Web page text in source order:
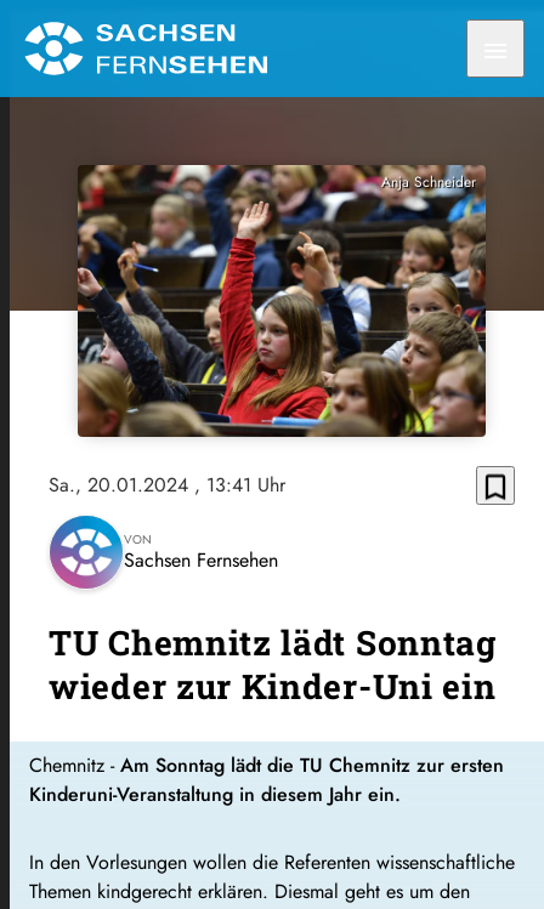
Anja Schneider
Sa., 20.01.2024 , 13:41 Uhr bookmark_border
VON
Sachsen Fernsehen
TU Chemnitz lädt Sonntag
wieder zur Kinder-Uni ein
Chemnitz -Am Sonntag lädt die TU Chemnitz zur ersten
Kinderuni-Veranstaltung in diesem Jahr ein.
In den Vorlesungen wollen die Referenten wissenschaftliche
Themen kindgerecht erklären. Diesmal geht es um den